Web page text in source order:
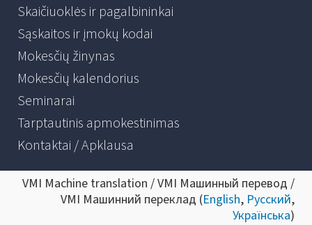
Skaičiuoklės ir pagalbininkai
Sąskaitos ir įmokų kodai
Mokesčių žinynas
Mokesčių kalendorius
Seminarai
Tarptautinis apmokestinimas
Kontaktai / Apklausa
VMI Machine translation / VMI Машинный перевод /
VMI Машинний переклад (English, Русский,
Українська)